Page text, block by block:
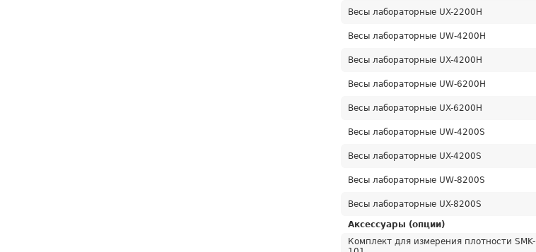
Весы лабораторные UX-2200H
Весы лабораторные UW-4200H
Весы лабораторные UX-4200H
Весы лабораторные UW-6200H
Весы лабораторные UX-6200H
Весы лабораторные UW-4200S
Весы лабораторные UX-4200S
Весы лабораторные UW-8200S
Весы лабораторные UX-8200S
Аксессуары (опции)
Комплект для измерения плотности SMK-